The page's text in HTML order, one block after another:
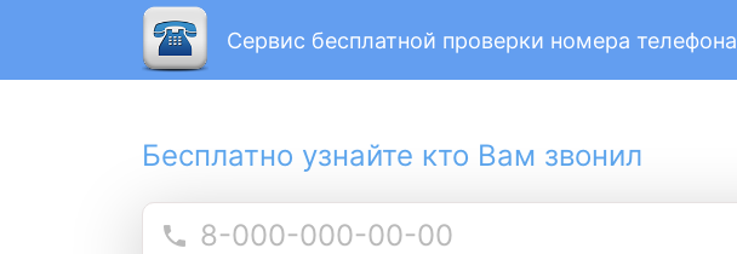
Сервис бесплатной проверки номера телефона
Бесплатно узнайте кто Вам звонил